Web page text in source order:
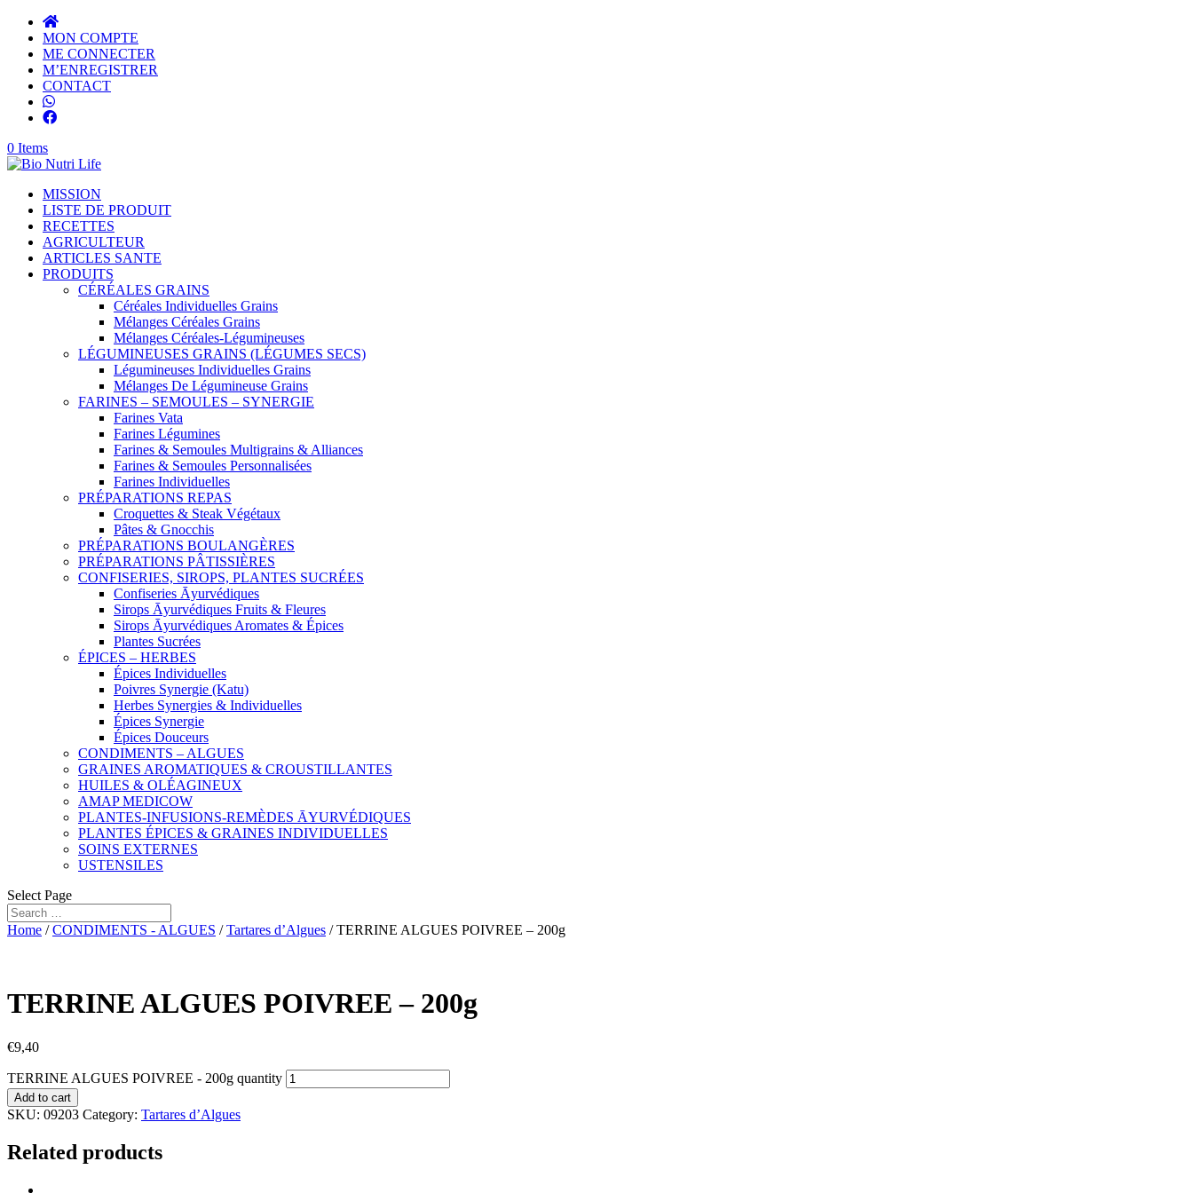
MON COMPTE
ME CONNECTER
M’ENREGISTRER
CONTACT
0 Items
MISSION
LISTE DE PRODUIT
RECETTES
AGRICULTEUR
ARTICLES SANTE
PRODUITS
CÉRÉALES GRAINS
Céréales Individuelles Grains
Mélanges Céréales Grains
Mélanges Céréales-Légumineuses
LÉGUMINEUSES GRAINS (LÉGUMES SECS)
Légumineuses Individuelles Grains
Mélanges De Légumineuse Grains
FARINES – SEMOULES – SYNERGIE
Farines Vata
Farines Légumines
Farines & Semoules Multigrains & Alliances
Farines & Semoules Personnalisées
Farines Individuelles
PRÉPARATIONS REPAS
Croquettes & Steak Végétaux
Pâtes & Gnocchis
PRÉPARATIONS BOULANGÈRES
PRÉPARATIONS PÂTISSIÈRES
CONFISERIES, SIROPS, PLANTES SUCRÉES
Confiseries Āyurvédiques
Sirops Āyurvédiques Fruits & Fleures
Sirops Āyurvédiques Aromates & Épices
Plantes Sucrées
ÉPICES – HERBES
Épices Individuelles
Poivres Synergie (Katu)
Herbes Synergies & Individuelles
Épices Synergie
Épices Douceurs
CONDIMENTS – ALGUES
GRAINES AROMATIQUES & CROUSTILLANTES
HUILES & OLÉAGINEUX
AMAP MEDICOW
PLANTES-INFUSIONS-REMÈDES ĀYURVÉDIQUES
PLANTES ÉPICES & GRAINES INDIVIDUELLES
SOINS EXTERNES
USTENSILES
Select Page
Home /CONDIMENTS - ALGUES /Tartares d’Algues / TERRINE ALGUES POIVREE – 200g
TERRINE ALGUES POIVREE – 200g
€9,40
TERRINE ALGUES POIVREE - 200g quantity
Add to cart
SKU: 09203 Category: Tartares d’Algues
Related products